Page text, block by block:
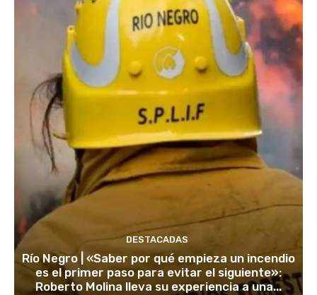
DESTACADAS
Río Negro | «Saber por qué empieza un incendio
es el primer paso para evitar el siguiente»:
Roberto Molina lleva su experiencia a una...